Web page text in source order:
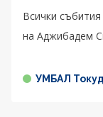
Всички
на Аджибадем
УМБАЛ